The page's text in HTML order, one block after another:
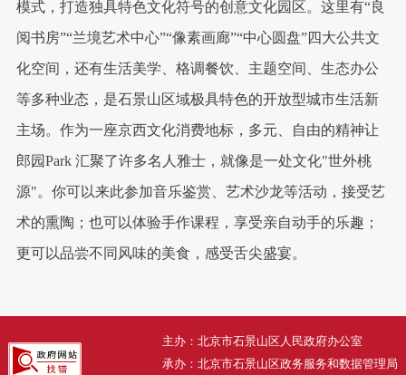
模式，打造独具特色文化符号的创意文化园区。这里有“良
阅书房”“兰境艺术中心”“像素画廊”“中心圆盘”四大公共文
化空间，还有生活美学、格调餐饮、主题空间、生态办公
等多种业态，是石景山区域极具特色的开放型城市生活新
主场。作为一座京西文化消费地标，多元、自由的精神让
郎园Park 汇聚了许多名人雅士，就像是一处文化"世外桃
源"。你可以来此参加音乐鉴赏、艺术沙龙等活动，接受艺
术的熏陶；也可以体验手作课程，享受亲自动手的乐趣；
更可以品尝不同风味的美食，感受舌尖盛宴。
主办：北京市石景山区人民政府办公室
承办：北京市石景山区政务服务和数据管理局